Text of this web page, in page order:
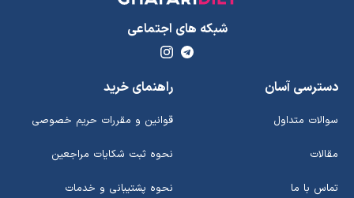
شبکه های اجتماعی
دسترسی آسان
سوالات متداول
مقالات
تماس با ما
راهنمای خرید
قوانین و مقررات حریم خصوصی
نحوه ثبت شکایات مراجعین
نحوه پشتیبانی و خدمات